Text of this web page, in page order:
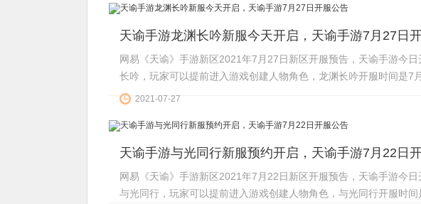
天谕手游龙渊长吟新服今天开启，天谕手游7月27日
网易《天谕》手游新区2021年7月27日新区开服预告，天谕手游今日
长吟，玩家可以提前进入游戏创建人物角色，龙渊长吟开服时间是7
请各位小伙伴前往冒险。...
2021-07-27
天谕手游与光同行新服预约开启，天谕手游7月22日
网易《天谕》手游新区2021年7月22日新区开服预告，天谕手游今
与光同行，玩家可以提前进入游戏创建人物角色，与光同行开服时